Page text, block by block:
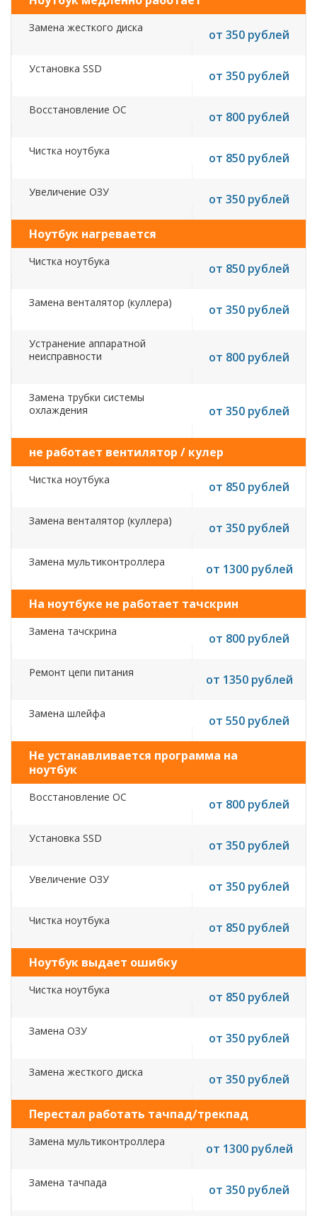
Замена жесткого диска от 350 рублей
Установка SSD от 350 рублей
Восстановление ОС от 800 рублей
Чистка ноутбука от 850 рублей
Увеличение ОЗУ от 350 рублей
Ноутбук нагревается
Чистка ноутбука от 850 рублей
Замена венталятор (куллера) от 350 рублей
Устранение аппаратной
неисправности
от 800 рублей
Замена трубки системы
охлаждения
от 350 рублей
не работает вентилятор / кулер
Чистка ноутбука от 850 рублей
Замена венталятор (куллера) от 350 рублей
Замена мультиконтроллера от 1300 рублей
На ноутбуке не работает тачскрин
Замена тачскрина от 800 рублей
Ремонт цепи питания от 1350 рублей
Замена шлейфа от 550 рублей
Не устанавливается программа на
ноутбук
Восстановление ОС от 800 рублей
Установка SSD от 350 рублей
Увеличение ОЗУ от 350 рублей
Чистка ноутбука от 850 рублей
Ноутбук выдает ошибку
Чистка ноутбука от 850 рублей
Замена ОЗУ от 350 рублей
Замена жесткого диска от 350 рублей
Перестал работать тачпад/трекпад
Замена мультиконтроллера от 1300 рублей
Замена тачпада от 350 рублей